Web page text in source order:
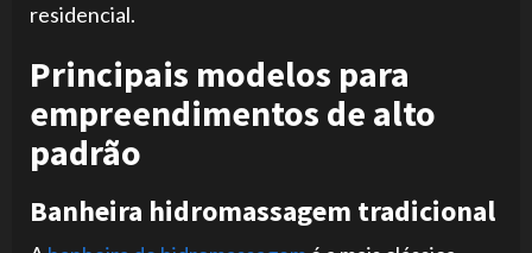
residencial.
Principais modelos para
empreendimentos de alto
padrão
Banheira hidromassagem tradicional